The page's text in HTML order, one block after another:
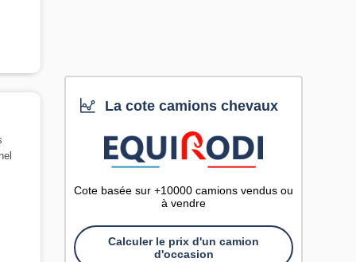
La cote camions chevaux
Cote basée sur +10000 camions vendus ou
à vendre
Calculer le prix d'un camion
d'occasion